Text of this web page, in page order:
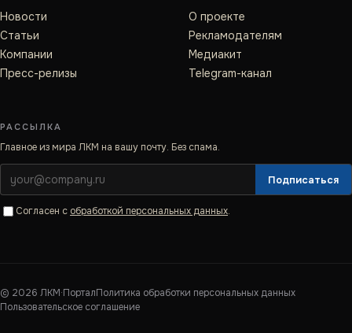
Новости
Статьи
Компании
Пресс-релизы
О проекте
Рекламодателям
Медиакит
Telegram-канал
РАССЫЛКА
Главное из мира ЛКМ на вашу почту. Без спама.
Подписаться
Согласен с обработкой персональных данных.
© 2026 ЛКМ·ПорталПолитика обработки персональных данных
Пользовательское соглашение